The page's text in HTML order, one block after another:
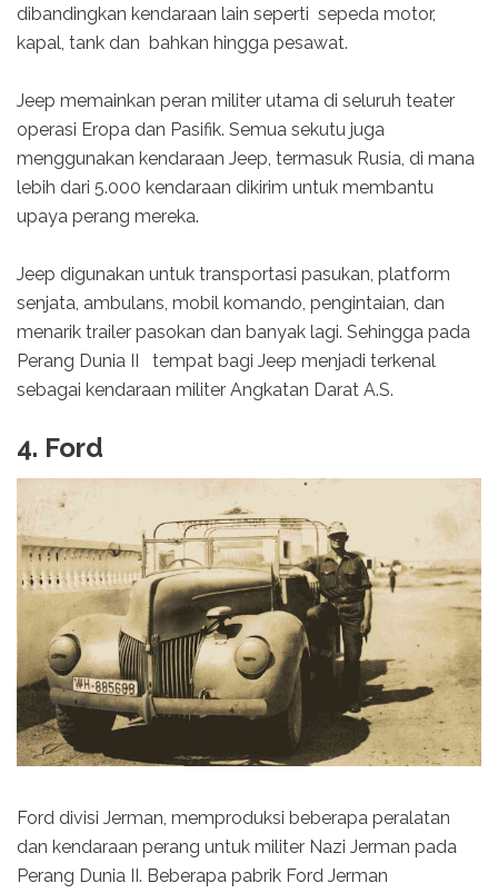
dibandingkan kendaraan lain seperti sepeda motor,
kapal, tank dan bahkan hingga pesawat.
Jeep memainkan peran militer utama di seluruh teater
operasi Eropa dan Pasifik. Semua sekutu juga
menggunakan kendaraan Jeep, termasuk Rusia, di mana
lebih dari 5.000 kendaraan dikirim untuk membantu
upaya perang mereka.
Jeep digunakan untuk transportasi pasukan, platform
senjata, ambulans, mobil komando, pengintaian, dan
menarik trailer pasokan dan banyak lagi. Sehingga pada
Perang Dunia II tempat bagi Jeep menjadi terkenal
sebagai kendaraan militer Angkatan Darat A.S.
4. Ford
Ford divisi Jerman, memproduksi beberapa peralatan
dan kendaraan perang untuk militer Nazi Jerman pada
Perang Dunia II. Beberapa pabrik Ford Jerman